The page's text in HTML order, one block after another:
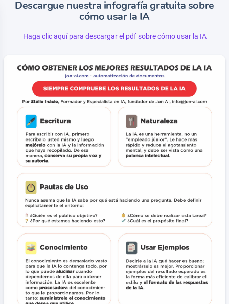
Descargue nuestra infografía gratuita sobre
cómo usar la IA
Haga clic aquí para descargar el pdf sobre cómo usar la IA